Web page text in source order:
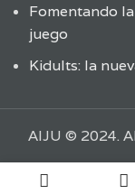
Fomentando
juego
Kidults: la
AIJU © 2024.